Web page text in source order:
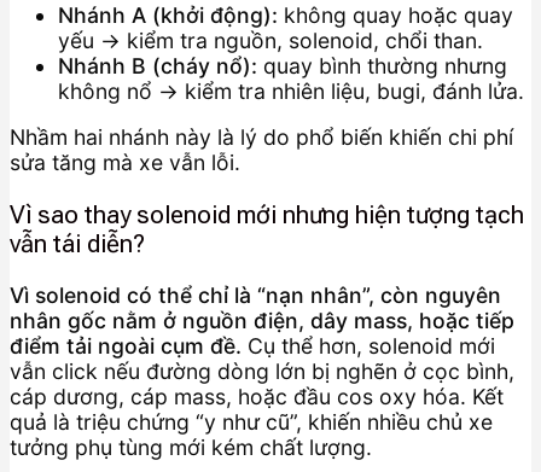
Nhánh A (khởi động): không quay hoặc quay
yếu → kiểm tra nguồn, solenoid, chổi than.
Nhánh B (cháy nổ): quay bình thường nhưng
không nổ → kiểm tra nhiên liệu, bugi, đánh lửa.
Nhầm hai nhánh này là lý do phổ biến khiến chi phí
sửa tăng mà xe vẫn lỗi.
Vì sao thay solenoid mới nhưng hiện tượng tạch
vẫn tái diễn?
Vì solenoid có thể chỉ là “nạn nhân”, còn nguyên
nhân gốc nằm ở nguồn điện, dây mass, hoặc tiếp
điểm tải ngoài cụm đề. Cụ thể hơn, solenoid mới
vẫn click nếu đường dòng lớn bị nghẽn ở cọc bình,
cáp dương, cáp mass, hoặc đầu cos oxy hóa. Kết
quả là triệu chứng “y như cũ”, khiến nhiều chủ xe
tưởng phụ tùng mới kém chất lượng.